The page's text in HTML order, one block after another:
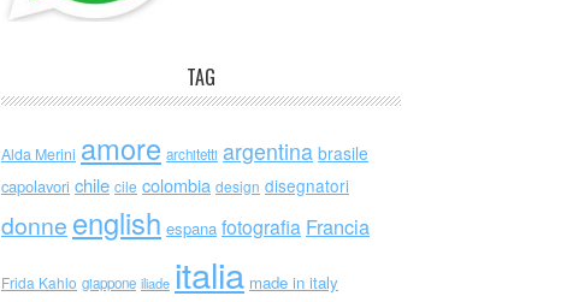
TAG
Alda Merini amore architetti argentina brasile
capolavori chile cile colombia design disegnatori
donne english espana fotografia Francia
Frida Kahlo giappone iliade italia made in italy